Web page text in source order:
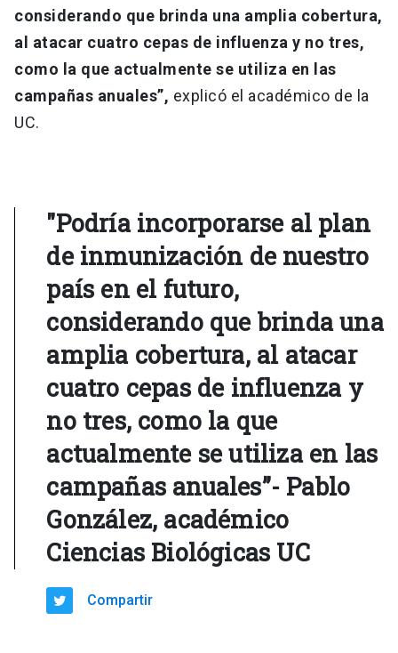
considerando que brinda una amplia cobertura,
al atacar cuatro cepas de influenza y no tres,
como la que actualmente se utiliza en las
campañas anuales”, explicó el académico de la
UC.
"Podría incorporarse al plan
de inmunización de nuestro
país en el futuro,
considerando que brinda una
amplia cobertura, al atacar
cuatro cepas de influenza y
no tres, como la que
actualmente se utiliza en las
campañas anuales”- Pablo
González, académico
Ciencias Biológicas UC
Compartir